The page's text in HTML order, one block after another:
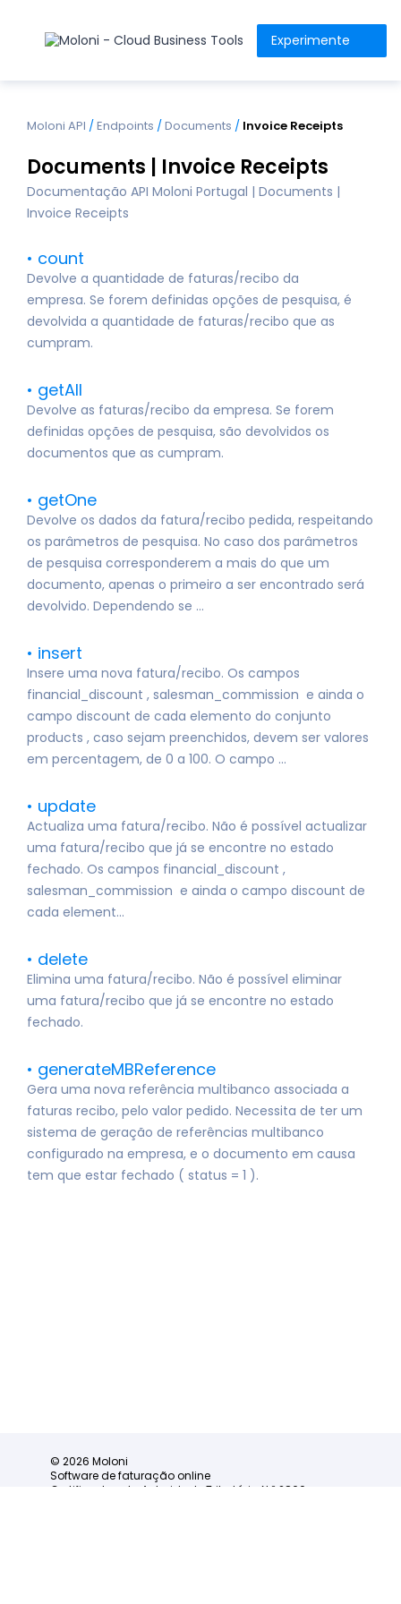
Experimente
Moloni API /Endpoints /Documents / Invoice Receipts
Documents | Invoice Receipts
Documentação API Moloni Portugal | Documents |
Invoice Receipts
count
Devolve a quantidade de faturas/recibo da
empresa. Se forem definidas opções de pesquisa, é
devolvida a quantidade de faturas/recibo que as
cumpram.
getAll
Devolve as faturas/recibo da empresa. Se forem
definidas opções de pesquisa, são devolvidos os
documentos que as cumpram.
getOne
Devolve os dados da fatura/recibo pedida, respeitando
os parâmetros de pesquisa. No caso dos parâmetros
de pesquisa corresponderem a mais do que um
documento, apenas o primeiro a ser encontrado será
devolvido. Dependendo se ...
insert
Insere uma nova fatura/recibo. Os campos
financial_discount , salesman_commission e ainda o
campo discount de cada elemento do conjunto
products , caso sejam preenchidos, devem ser valores
em percentagem, de 0 a 100. O campo ...
update
Actualiza uma fatura/recibo. Não é possível actualizar
uma fatura/recibo que já se encontre no estado
fechado. Os campos financial_discount ,
salesman_commission e ainda o campo discount de
cada element...
delete
Elimina uma fatura/recibo. Não é possível eliminar
uma fatura/recibo que já se encontre no estado
fechado.
generateMBReference
Gera uma nova referência multibanco associada a
faturas recibo, pelo valor pedido. Necessita de ter um
sistema de geração de referências multibanco
configurado na empresa, e o documento em causa
tem que estar fechado ( status = 1 ).
© 2026 Moloni
Software de faturação online
Certificado pela Autoridade Tributária N.º 2860